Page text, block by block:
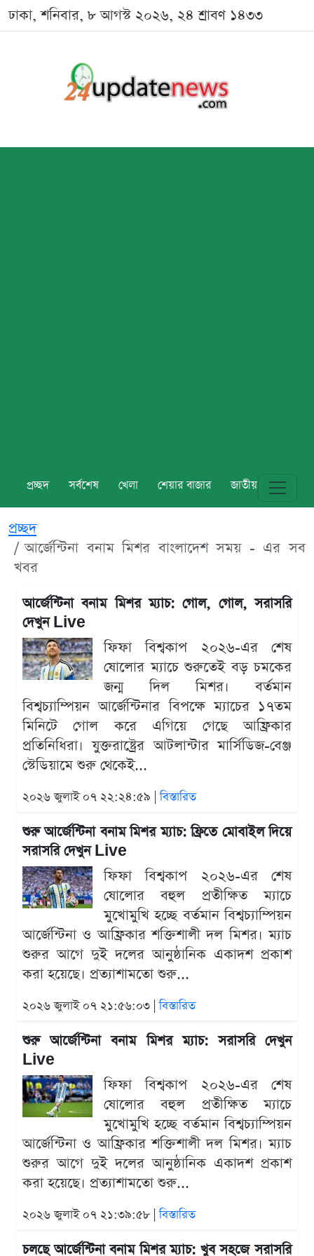
ঢাকা, শনিবার, ৮ আগস্ট ২০২৬, ২৪ শ্রাবণ ১৪৩৩
প্রচ্ছদ সর্বশেষ খেলা শেয়ার বাজার জাতীয় বিশ্ব
প্রচ্ছদ
আর্জেন্টিনা বনাম মিশর বাংলাদেশ সময় - এর সব
খবর
আর্জেন্টিনা বনাম মিশর ম্যাচ: গোল, গোল, সরাসরি
দেখুন Live
ফিফা বিশ্বকাপ ২০২৬-এর শেষ
ষোলোর ম্যাচে শুরুতেই বড় চমকের
জন্ম দিল মিশর। বর্তমান
বিশ্বচ্যাম্পিয়ন আর্জেন্টিনার বিপক্ষে ম্যাচের ১৭তম
মিনিটে গোল করে এগিয়ে গেছে আফ্রিকার
প্রতিনিধিরা। যুক্তরাষ্ট্রের আটলান্টার মার্সিডিজ-বেঞ্জ
স্টেডিয়ামে শুরু থেকেই...
২০২৬ জুলাই ০৭ ২২:২৪:৫৯ |বিস্তারিত
শুরু আর্জেন্টিনা বনাম মিশর ম্যাচ: ফ্রিতে মোবাইল দিয়ে
সরাসরি দেখুন Live
ফিফা বিশ্বকাপ ২০২৬-এর শেষ
ষোলোর বহুল প্রতীক্ষিত ম্যাচে
মুখোমুখি হচ্ছে বর্তমান বিশ্বচ্যাম্পিয়ন
আর্জেন্টিনা ও আফ্রিকার শক্তিশালী দল মিশর। ম্যাচ
শুরুর আগে দুই দলের আনুষ্ঠানিক একাদশ প্রকাশ
করা হয়েছে। প্রত্যাশামতো শুরু...
২০২৬ জুলাই ০৭ ২১:৫৬:০৩ |বিস্তারিত
শুরু আর্জেন্টিনা বনাম মিশর ম্যাচ: সরাসরি দেখুন
Live
ফিফা বিশ্বকাপ ২০২৬-এর শেষ
ষোলোর বহুল প্রতীক্ষিত ম্যাচে
মুখোমুখি হচ্ছে বর্তমান বিশ্বচ্যাম্পিয়ন
আর্জেন্টিনা ও আফ্রিকার শক্তিশালী দল মিশর। ম্যাচ
শুরুর আগে দুই দলের আনুষ্ঠানিক একাদশ প্রকাশ
করা হয়েছে। প্রত্যাশামতো শুরু...
২০২৬ জুলাই ০৭ ২১:৩৯:৫৮ |বিস্তারিত
চলছে আর্জেন্টিনা বনাম মিশর ম্যাচ: খুব সহজে সরাসরি